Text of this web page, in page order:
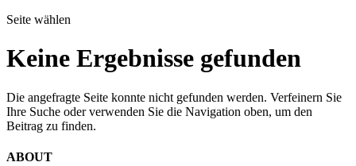
Seite wählen
Keine Ergebnisse gefunden
Die angefragte Seite konnte nicht gefunden werden. Verfeinern Sie
Ihre Suche oder verwenden Sie die Navigation oben, um den
Beitrag zu finden.
ABOUT